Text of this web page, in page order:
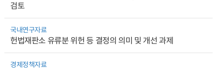
검토
국내연구자료
헌법재판소 유류분 위헌 등 결정의 의미 및 개선 과제
경제정책자료